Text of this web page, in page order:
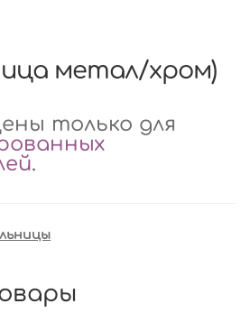
метал/хром)
только для
.